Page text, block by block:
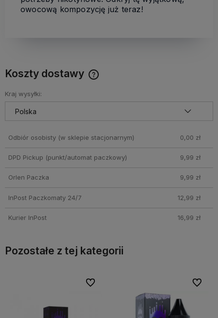
owocową kompozycję już teraz!
Koszty dostawy
Kraj wysyłki:
Odbiór osobisty(w sklepie stacjonarnym) 0,00 zł
DPD Pickup (punkt/automat paczkowy) 9,99 zł
Orlen Paczka 9,99 zł
InPost Paczkomaty 24/7 12,99 zł
Kurier InPost 16,99 zł
Pozostałe z tej kategorii
Do ulubionych
Do ulubionych Do
Do